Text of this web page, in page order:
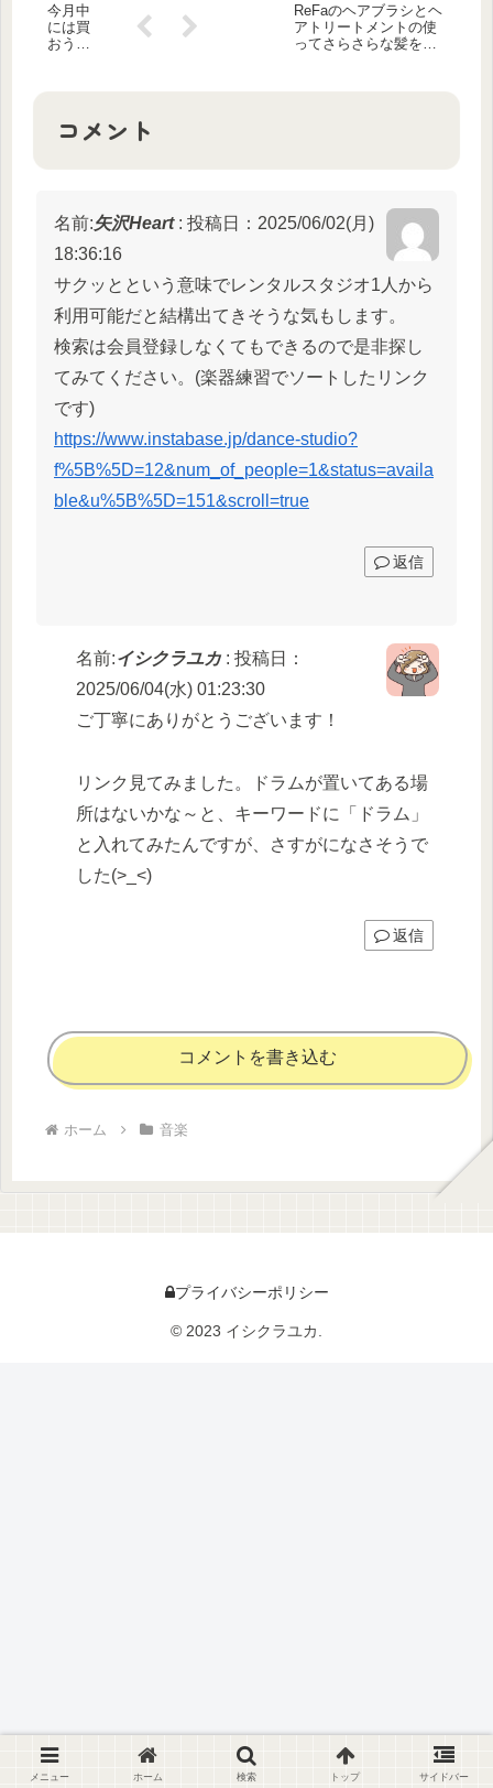
てみたい！！」と思っている
エド・シーランのライブに先
日行っ...
ReFaのヘアブラシとヘ
アトリートメントの使
ってさらさらな髪を手
今月中
には買
おうと
コメント
名前:矢沢Heart: 投稿日：2025/06/02(月)
18:36:16
サクッとという意味でレンタルスタジオ1人から
利用可能だと結構出てきそうな気もします。
検索は会員登録しなくてもできるので是非探し
てみてください。(楽器練習でソートしたリンク
です)
https://www.instabase.jp/dance-studio?
f%5B%5D=12&num_of_people=1&status=availa
ble&u%5B%5D=151&scroll=true
返信
名前:イシクラユカ : 投稿日：
2025/06/04(水) 01:23:30
ご丁寧にありがとうございます！
リンク見てみました。ドラムが置いてある場
所はないかな～と、キーワードに「ドラム」
と入れてみたんですが、さすがになさそうで
した(>_<)
返信
コメントを書き込む
ホーム 音楽
プライバシーポリシー
© 2023 イシクラユカ.
メニュー ホーム 検索 トップ サイドバー